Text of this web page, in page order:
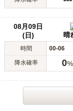
08月09日
(日)
晴
時間 00-06
降水確率 0%